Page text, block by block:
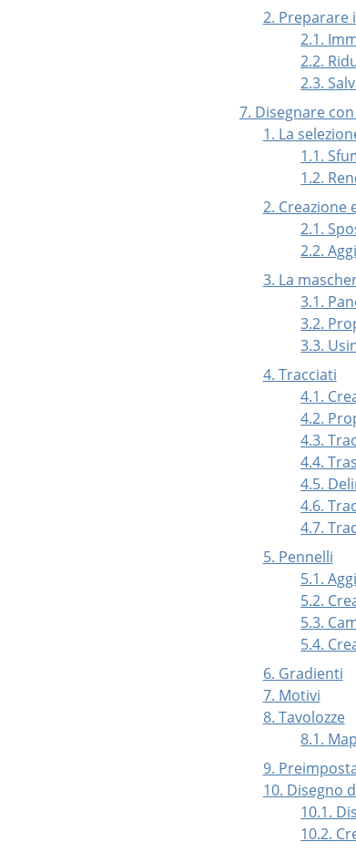
2. Preparare
2.1.
2.2.
2.3.
7. Disegnare con
1. La
1.1.
1.2.
2. Creazione
2.1.
2.2.
3. La
3.1.
3.2.
3.3.
4. Tracciati
4.1.
4.2.
4.3.
4.4.
4.5.
4.6.
4.7.
5. Pennelli
5.1.
5.2.
5.3.
5.4.
6. Gradienti
7. Motivi
8. Tavolozze
8.1.
9.
10. Disegno
10.1.
10.2.